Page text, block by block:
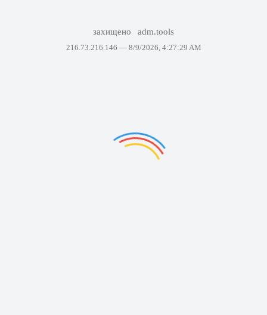
захищено adm.tools
216.73.216.146 — 8/9/2026, 4:27:29 AM